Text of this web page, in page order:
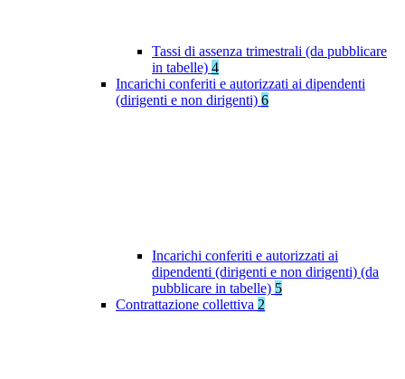
Tassi di assenza trimestrali (da pubblicare
in tabelle) 4
Incarichi conferiti e autorizzati ai dipendenti
(dirigenti e non dirigenti) 6
Incarichi conferiti e autorizzati ai
dipendenti (dirigenti e non dirigenti) (da
pubblicare in tabelle) 5
Contrattazione collettiva 2